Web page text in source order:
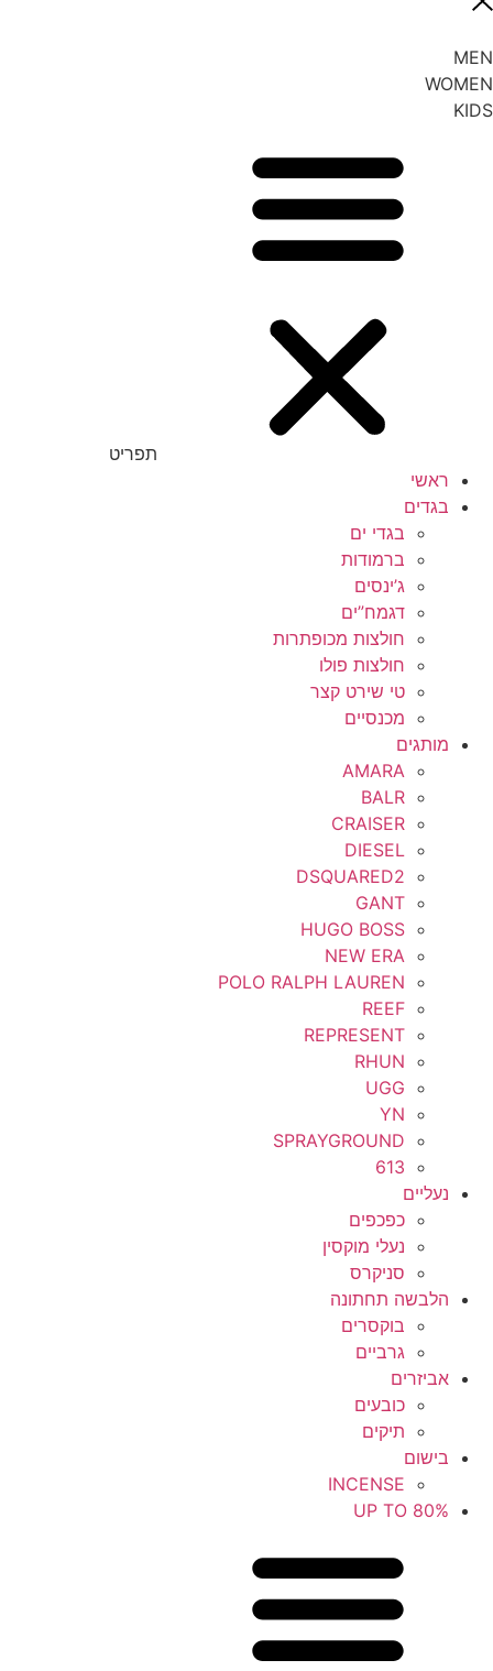
MEN
WOMEN
KIDS
תפריט
ראשי
בגדים
בגדי ים
ברמודות
ג’ינסים
דגמח”ים
חולצות מכופתרות
חולצות פולו
טי שירט קצר
מכנסיים
מותגים
AMARA
BALR
CRAISER
DIESEL
DSQUARED2
GANT
HUGO BOSS
NEW ERA
POLO RALPH LAUREN
REEF
REPRESENT
RHUN
UGG
YN
SPRAYGROUND
613
נעליים
כפכפים
נעלי מוקסין
סניקרס
הלבשה תחתונה
בוקסרים
גרביים
אביזרים
כובעים
תיקים
בישום
INCENSE
UP TO 80%